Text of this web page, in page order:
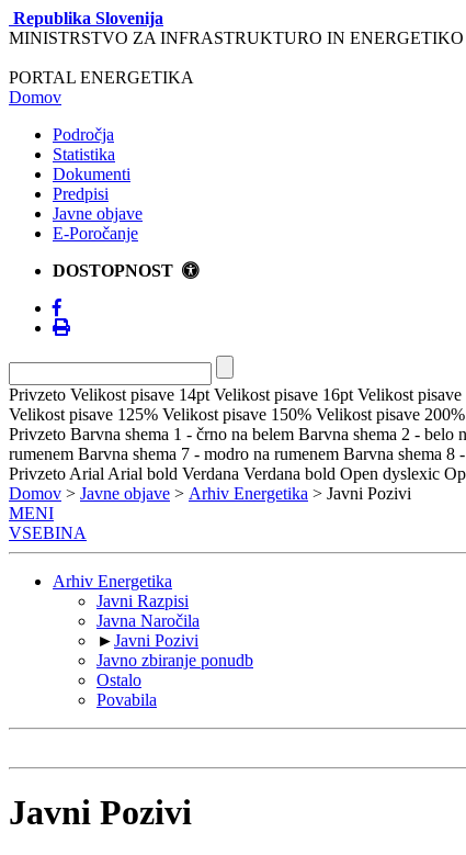
Republika Slovenija
MINISTRSTVO ZA INFRASTRUKTURO IN ENERGETIKO
PORTAL ENERGETIKA
Domov
Področja
Statistika
Dokumenti
Predpisi
Javne objave
E-Poročanje
DOSTOPNOST
Privzeto Velikost pisave 14pt Velikost pisave 16pt Velikost pisave
Velikost pisave 125% Velikost pisave 150% Velikost pisave 200%
Privzeto Barvna shema 1 - črno na belem Barvna shema 2 - belo
rumenem Barvna shema 7 - modro na rumenem Barvna shema 8
Privzeto Arial Arial bold Verdana Verdana bold Open dyslexic
Domov > Javne objave > Arhiv Energetika > Javni Pozivi
MENI
VSEBINA
Arhiv Energetika
Javni Razpisi
Javna Naročila
►Javni Pozivi
Javno zbiranje ponudb
Ostalo
Povabila
Javni Pozivi